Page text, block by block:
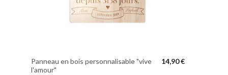
Panneau en bois personnalisable "vive
l'amour"
14,90 €